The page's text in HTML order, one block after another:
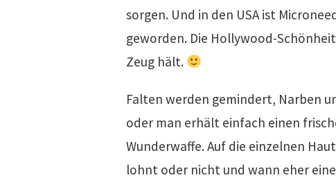
sorgen. Und in den USA ist
geworden. Die Hollywood-
Zeug hält.
Falten werden gemindert, Narben
oder man erhält einfach einen
Wunderwaffe. Auf die einzelnen
lohnt oder nicht und wann eher